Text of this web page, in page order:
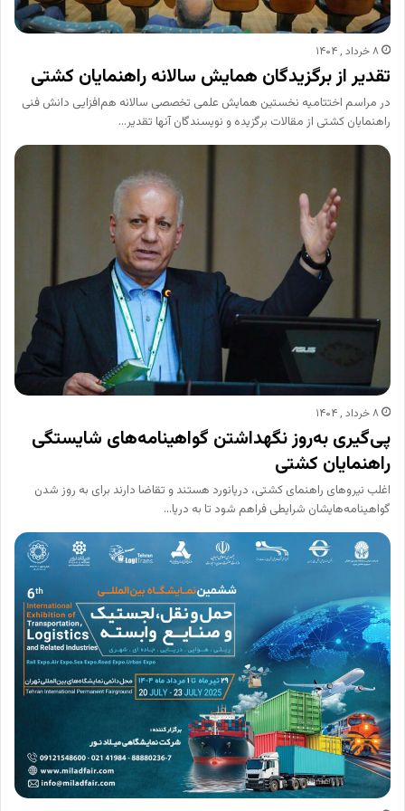
۸ خرداد , ۱۴۰۴
تقدیر از برگزیدگان همایش سالانه راهنمایان کشتی
در مراسم اختتامیه نخستین همایش علمی تخصصی سالانه هم‌افزایی دانش فنی
راهنمایان کشتی از مقالات برگزیده و نویسندگان آنها تقدیر…
۸ خرداد , ۱۴۰۴
پی‌گیری به‌روز نگهداشتن گواهینامه‌های شایستگی
راهنمایان کشتی
اغلب نیروهای راهنمای کشتی، دریانورد هستند و تقاضا دارند برای به روز شدن
گواهینامه‌هایشان شرایطی فراهم شود تا به دریا…